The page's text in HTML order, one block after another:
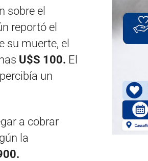
sobre el
reportó el
su muerte, el
U$S 100. El
un
a cobrar
la